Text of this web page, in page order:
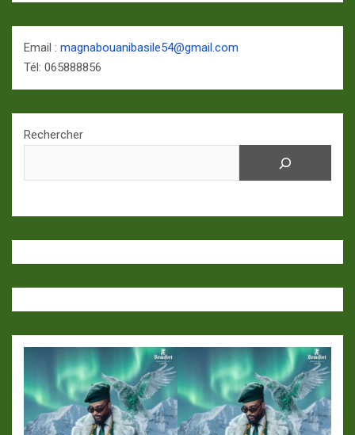
Email : magnabouanibasile54@gmail.com
Tél: 065888856
Rechercher